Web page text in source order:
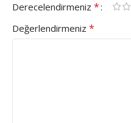
Derecelendirmeniz *
Değerlendirmeniz *